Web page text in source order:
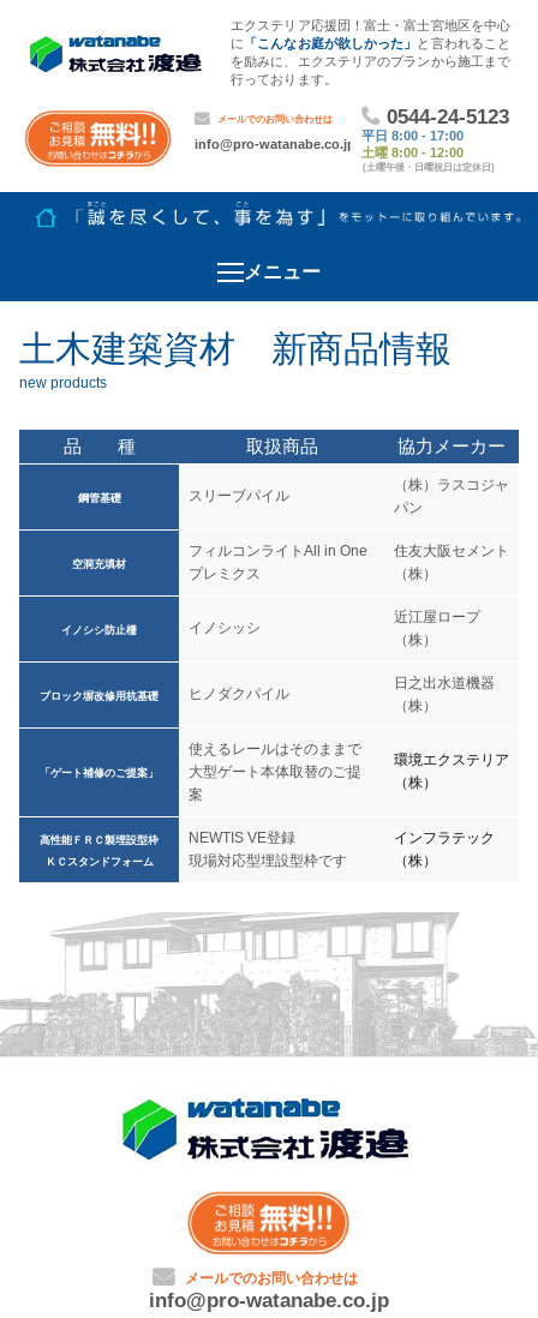
エクステリア応援団！富士・富士宮地区を中心
に 「こんなお庭が欲しかった」
と言われること
を励みに、エクステリアのプランから施工まで
行っております。
メニュー
土木建築資材 新商品情報
品 種 取扱商品 協力メーカー
鋼管基礎 スリーブパイル
（株）ラスコジャ
パン
空洞充填材
フィルコンライトAll in One
プレミクス
住友大阪セメント
（株）
イノシシ防止柵 イノシッシ
近江屋ロープ
（株）
ブロック塀改修用杭基礎 ヒノダクパイル
日之出水道機器
（株）
「ゲート補修のご提案」
使えるレールはそのままで
大型ゲート本体取替のご提
案
環境エクステリア
（株）
高性能ＦＲＣ製埋設型枠
ＫＣスタンドフォーム
NEWTIS VE登録
現場対応型埋設型枠です
インフラテック
（株）